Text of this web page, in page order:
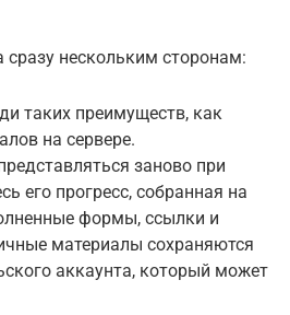
нескольким сторонам:
таких преимуществ, как
на сервере.
заново при
его прогресс, собранная на
формы, ссылки и
материалы сохраняются
аккаунта, который может